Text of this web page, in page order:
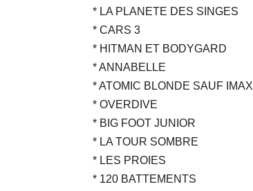
* LA PLANETE DES SINGES
* CARS 3
* HITMAN ET BODYGARD
* ANNABELLE
* ATOMIC BLONDE SAUF IMAX
* OVERDIVE
* BIG FOOT JUNIOR
* LA TOUR SOMBRE
* LES PROIES
* 120 BATTEMENTS